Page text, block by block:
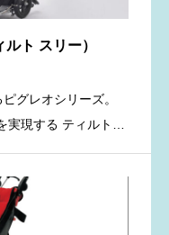
ト スリー）
グレオシリーズ。
実現する ティルト・
給の対象となる場合
まいの自治体へお問